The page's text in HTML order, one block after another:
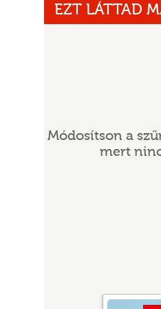
EZT LÁTTAD
Módosítson a
mert